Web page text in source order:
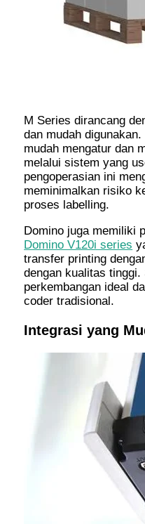
M Series dirancang
dan mudah
mudah mengatur dan
melalui sistem yang
pengoperasian ini
meminimalkan risiko
proses labelling.
Domino juga memiliki
Domino V120i series
transfer printing
dengan kualitas
perkembangan ideal
coder tradisional.
Integrasi yang